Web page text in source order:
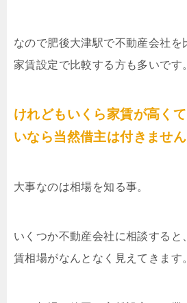
なので肥後大津駅で不動産会社を
家賃設定で比較する方も多いです。
けれどもいくら家賃が高く
いなら当然借主は付きません
大事なのは相場を知る事。
いくつか不動産会社に相談すると
賃相場がなんとなく見えてきます。